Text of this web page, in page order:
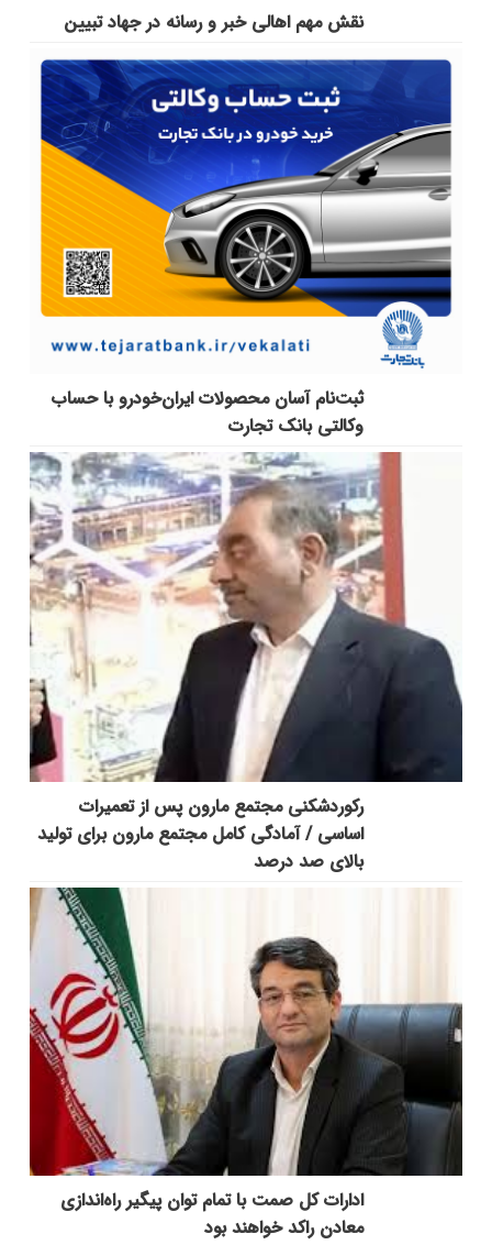
نقش مهم اهالی خبر و رسانه در جهاد تبیین
ثبت‌نام آسان محصولات ایران‌خودرو با حساب
وکالتی بانک تجارت
رکوردشکنی مجتمع مارون پس از تعمیرات
اساسی / آمادگی کامل مجتمع مارون برای تولید
بالای صد درصد
ادارات کل صمت با تمام توان پیگیر راه‌اندازی
معادن راکد خواهند بود